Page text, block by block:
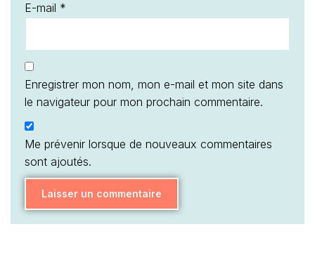
E-mail *
Enregistrer mon nom, mon e-mail et mon site dans
le navigateur pour mon prochain commentaire.
Me prévenir lorsque de nouveaux commentaires
sont ajoutés.